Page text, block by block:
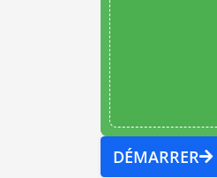
DÉMARRER